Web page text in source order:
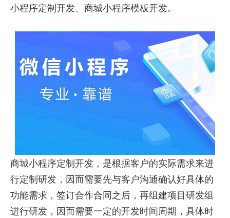
小程序定制开发、商城小程序模板开发。
商城小程序定制开发，是根据客户的实际需求来进
行定制研发，因而需要先与客户沟通确认好具体的
功能需求，签订合作合同之后，再组建项目研发组
进行研发，因而需要一定的开发时间周期，具体时